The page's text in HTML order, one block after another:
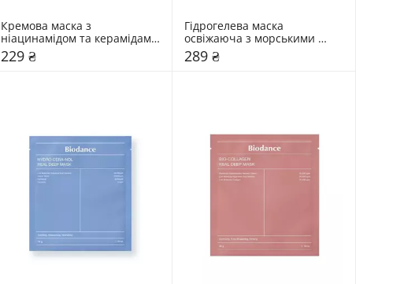
Кремова маска з
ніацинамідом та керамідами
Celimax 20 мл
229 ₴
Гідрогелева маска
освіжаюча з морськими
водоростями Biodance
Refreshing Sea Kelp Real
289 ₴